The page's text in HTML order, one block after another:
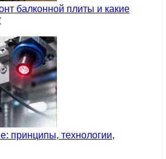
балконной плиты и какие
принципы, технологии,